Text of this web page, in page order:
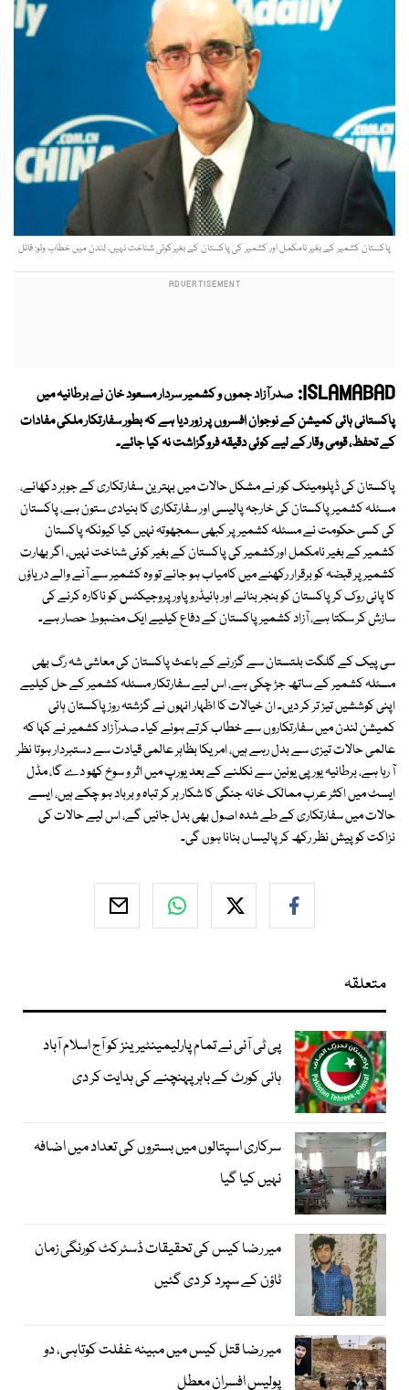
پاکستان کشمیر کے بغیر نامکمل اور کشمیر کی پاکستان کے بغیرکوئی شناخت نہیں، لندن میں خطاب وٹو: فائل
ISLAMABAD: صدر آزاد جموں و کشمیر سردار مسعود خان نے برطانیہ میں
پاکستانی ہائی کمیشن کے نوجوان افسروں پر زور دیا ہے کہ بطور سفارتکار ملکی مفادات
کے تحفظ، قومی وقار کے لیے کوئی دقیقہ فروگزاشت نہ کیا جائے۔
پاکستان کی ڈپلومیٹک کور نے مشکل حالات میں بہترین سفارتکاری کے جوہر دکھائے،
مسئلہ کشمیر پاکستان کی خارجہ پالیسی اور سفارتکاری کا بنیادی ستون ہے، پاکستان
کی کسی حکومت نے مسئلہ کشمیر پر کبھی سمجھوتہ نہیں کیا کیونکہ پاکستان
کشمیر کے بغیر نامکمل اورکشمیر کی پاکستان کے بغیر کوئی شناخت نہیں، اگر بھارت
کشمیر پر قبضہ کو برقرار رکھنے میں کامیاب ہو جائے تو وہ کشمیر سے آنے والے دریاؤں
کا پانی روک کر پاکستان کو بنجر بنانے اور ہائیڈرو پاور پروجیکٹس کو ناکارہ کرنے کی
سازش کر سکتا ہے، آزاد کشمیر پاکستان کے دفاع کیلیے ایک مضبوط حصار ہے۔
سی پیک کے گلگت بلتستان سے گزرنے کے باعث پاکستان کی معاشی شہ رگ بھی
مسئلہ کشمیر کے ساتھ جڑ چکی ہے، اس لیے سفارتکار مسئلہ کشمیر کے حل کیلیے
اپنی کوششیں تیز تر کر دیں۔ ان خیالات کا اظہار انہوں نے گزشتہ روز پاکستان ہائی
کمیشن لندن میں سفارتکاروں سے خطاب کرتے ہوئے کیا۔ صدرآزاد کشمیر نے کہا کہ
عالمی حالات تیزی سے بدل رہے ہیں، امریکا بظاہر عالمی قیادت سے دستبردار ہوتا نظر
آ رہا ہے، برطانیہ یورپی یونین سے نکلنے کے بعد یورپ میں اثر و سوخ کھو دے گا، مڈل
ایسٹ میں اکثر عرب ممالک خانہ جنگی کا شکار ہر کر تباہ و برباد ہو چکے ہیں، ایسے
حالات میں سفارتکاری کے طے شدہ اصول بھی بدل جائیں گے، اس لیے حالات کی
نزاکت کو پیش نظر رکھ کر پالیساں بنانا ہوں گی۔
متعلقہ
پی ٹی آئی نے تمام پارلیمینٹیرینز کو آج اسلام آباد
ہائی کورٹ کے باہر پہنچنے کی ہدایت کر دی
سرکاری اسپتالوں میں بستروں کی تعداد میں اضافہ
نہیں کیا گیا
میر رضا کیس کی تحقیقات ڈسٹرکٹ کورنگی زمان
ٹاؤن کے سپرد کر دی گئیں
میر رضا قتل کیس میں مبینہ غفلت کوتاہی، دو
پولیس افسران معطل